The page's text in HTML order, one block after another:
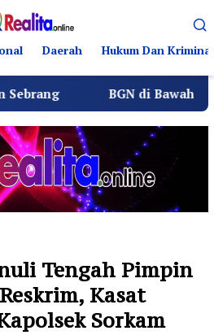
Daerah Hukum Dan Kriminal
BGN di Bawah Sudaryono Genjot
Tengah Pimpin
Kasat
Sorkam